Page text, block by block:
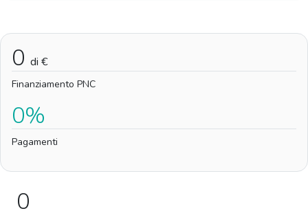
0 di €
Finanziamento PNC
0%
Pagamenti
0